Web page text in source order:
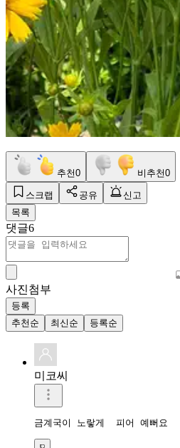
추천0 비추천0
스크랩 공유
신고
목록
댓글6
사진첨부
등록
추천순
최신순 등록순
미코씨
금계국이 노랗게  피어 예뻐요